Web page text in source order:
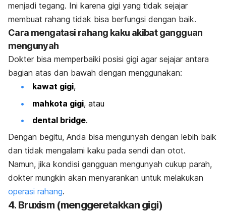
menjadi tegang. Ini karena gigi yang tidak sejajar
membuat rahang tidak bisa berfungsi dengan baik.
Cara mengatasi rahang kaku akibat gangguan
mengunyah
Dokter bisa memperbaiki posisi gigi agar sejajar antara
bagian atas dan bawah dengan menggunakan:
kawat gigi,
mahkota gigi, atau
dental bridge.
Dengan begitu, Anda bisa mengunyah dengan lebih baik
dan tidak mengalami kaku pada sendi dan otot.
Namun, jika kondisi gangguan mengunyah cukup parah,
dokter mungkin akan menyarankan untuk melakukan
operasi rahang.
4. Bruxism (menggeretakkan gigi)